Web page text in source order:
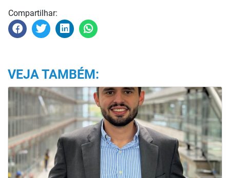
Compartilhar:
VEJA TAMBÉM: